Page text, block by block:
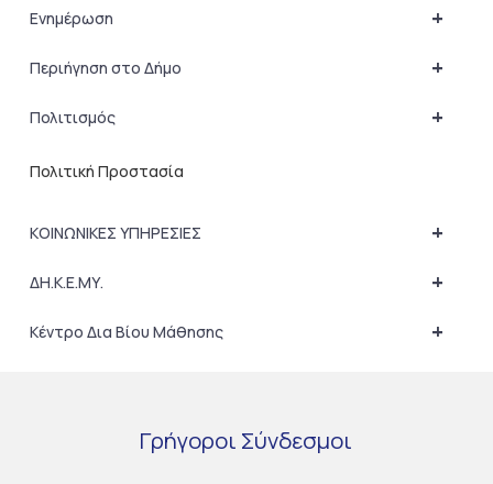
+
Ενημέρωση
+
Περιήγηση στο Δήμο
+
Πολιτισμός
Πολιτική Προστασία
+
ΚΟΙΝΩΝΙΚΕΣ ΥΠΗΡΕΣΙΕΣ
+
ΔΗ.Κ.Ε.ΜΥ.
+
Κέντρο Δια Βίου Μάθησης
Γρήγοροι Σύνδεσμοι